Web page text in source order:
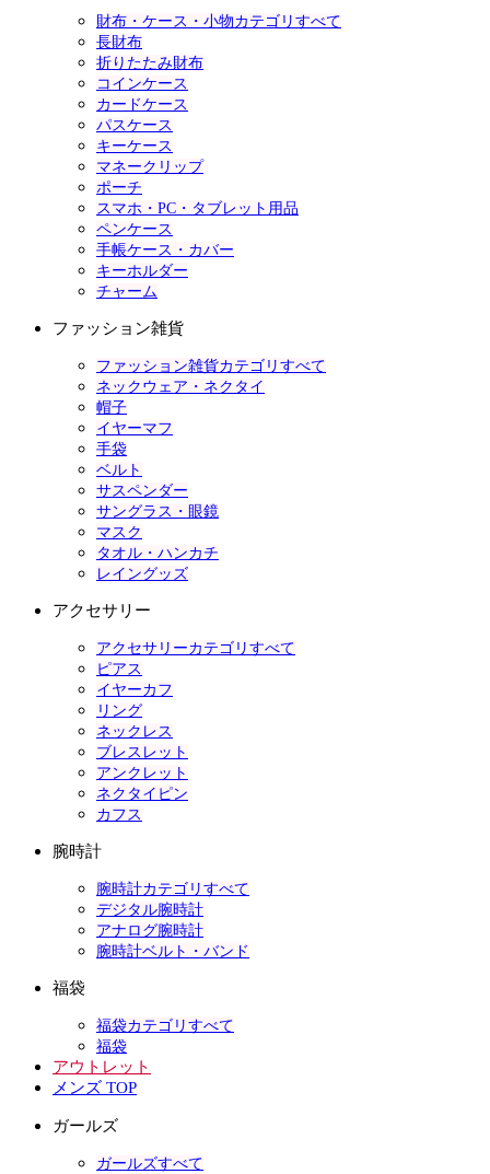
財布・ケース・小物カテゴリすべて
長財布
折りたたみ財布
コインケース
カードケース
パスケース
キーケース
マネークリップ
ポーチ
スマホ・PC・タブレット用品
ペンケース
手帳ケース・カバー
キーホルダー
チャーム
ファッション雑貨
ファッション雑貨カテゴリすべて
ネックウェア・ネクタイ
帽子
イヤーマフ
手袋
ベルト
サスペンダー
サングラス・眼鏡
マスク
タオル・ハンカチ
レイングッズ
アクセサリー
アクセサリーカテゴリすべて
ピアス
イヤーカフ
リング
ネックレス
ブレスレット
アンクレット
ネクタイピン
カフス
腕時計
腕時計カテゴリすべて
デジタル腕時計
アナログ腕時計
腕時計ベルト・バンド
福袋
福袋カテゴリすべて
福袋
アウトレット
メンズ TOP
ガールズ
ガールズすべて